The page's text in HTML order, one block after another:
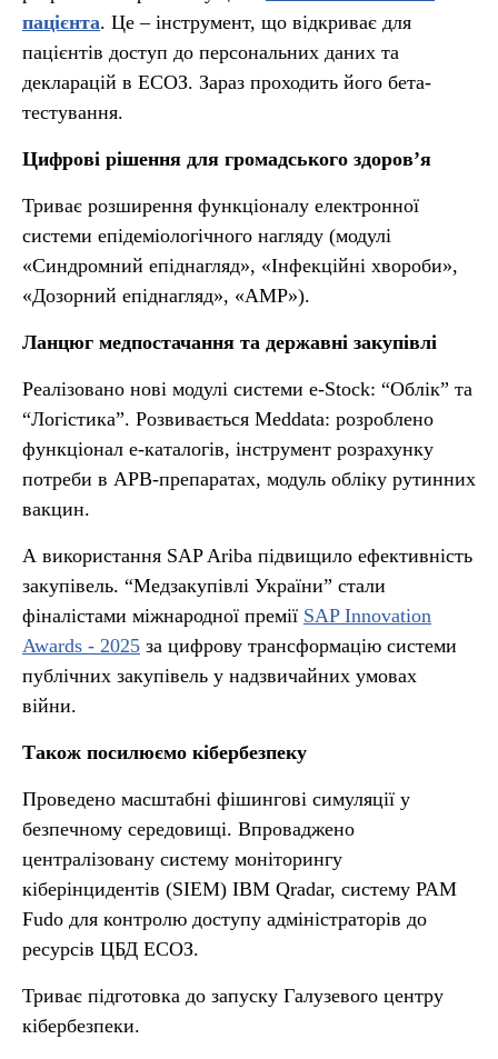
пацієнта. Це – інструмент, що відкриває для
пацієнтів доступ до персональних даних та
декларацій в ЕСОЗ. Зараз проходить його бета-
тестування.
Цифрові рішення для громадського здоровʼя
Триває розширення функціоналу електронної
системи епідеміологічного нагляду (модулі
«Синдромний епіднагляд», «Інфекційні хвороби»,
«Дозорний епіднагляд», «AMP»).
Ланцюг медпостачання та державні закупівлі
Реалізовано нові модулі системи e-Stock: “Облік” та
“Логістика”. Розвивається Meddata: розроблено
функціонал е-каталогів, інструмент розрахунку
потреби в АРВ-препаратах, модуль обліку рутинних
вакцин.
А використання SAP Ariba підвищило ефективність
закупівель. “Медзакупівлі України” стали
фіналістами міжнародної премії SAP Innovation
Awards - 2025 за цифрову трансформацію системи
публічних закупівель у надзвичайних умовах
війни.
Також посилюємо кібербезпеку
Проведено масштабні фішингові симуляції у
безпечному середовищі. Впроваджено
централізовану систему моніторингу
кіберінцидентів (SIEM) IBM Qradar, систему PAM
Fudo для контролю доступу адміністраторів до
ресурсів ЦБД ЕСОЗ.
Триває підготовка до запуску Галузевого центру
кібербезпеки.